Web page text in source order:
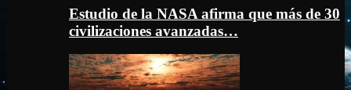
Estudio de la NASA afirma que más de 30
civilizaciones avanzadas…